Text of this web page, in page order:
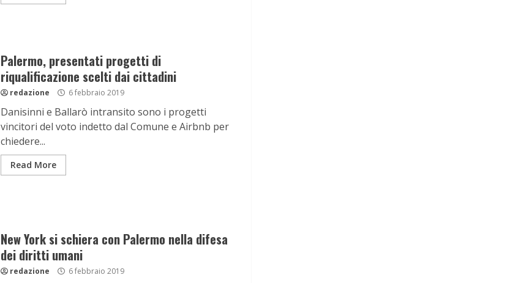
Palermo, presentati progetti di
riqualificazione scelti dai cittadini
redazione 6 febbraio 2019
Danisinni e Ballarò intransito sono i progetti
vincitori del voto indetto dal Comune e Airbnb per
chiedere...
Read More
New York si schiera con Palermo nella difesa
dei diritti umani
redazione 6 febbraio 2019